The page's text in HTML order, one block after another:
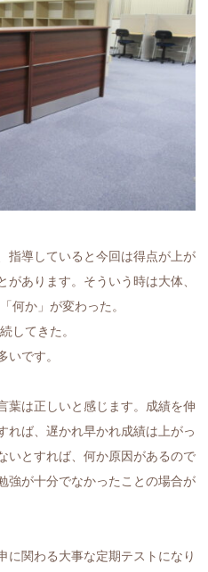
指導していると今回は得点が上が
があります。そういう時は大体、
何か」が変わった。
してきた。
いです。
葉は正しいと感じます。成績を伸
れば、遅かれ早かれ成績は上がっ
いとすれば、何か原因があるので
強が十分でなかったことの場合が
に関わる大事な定期テストになり